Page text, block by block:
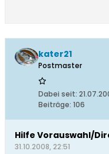
kater21
Postmaster
Dabei seit:
Beiträge: 106
Hilfe Vorauswahl/
31.10.2008, 22:51